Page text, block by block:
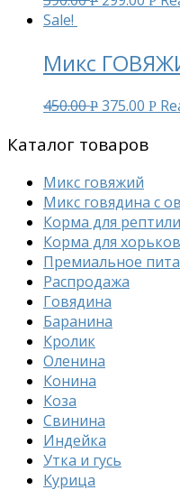
Sale!
Микс
450.00Р 375.00 Р
Каталог товаров
Микс говяжий
Микс говядина с
Корма для
Корма для хорьков
Премиальное
Распродажа
Говядина
Баранина
Кролик
Оленина
Конина
Коза
Свинина
Индейка
Утка и гусь
Курица